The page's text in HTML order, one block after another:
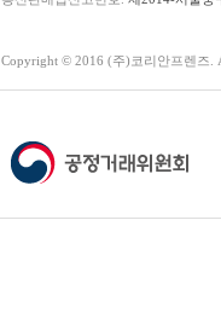
Copyright © 2016 (주)코리안프렌즈.